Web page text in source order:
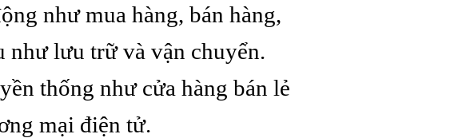
như mua hàng, bán hàng,
như lưu trữ và vận chuyển.
thống như cửa hàng bán lẻ
mại điện tử.